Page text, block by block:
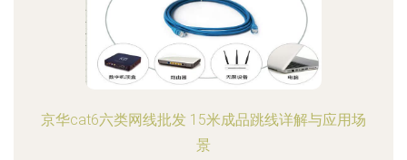
京华cat6六类网线批发 15米成品跳线详解与应用场
景